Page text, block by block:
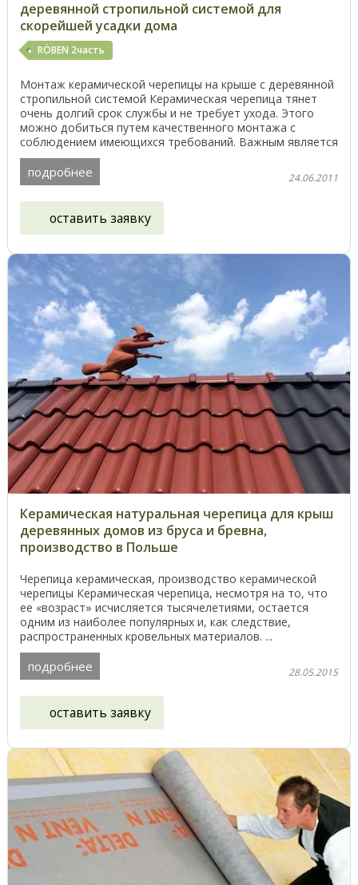
деревянной стропильной системой для
скорейшей усадки дома
RÖBEN 2часть
Монтаж керамической черепицы на крыше с деревянной
стропильной системой Керамическая черепица тянет
очень долгий срок службы и не требует ухода. Этого
можно добиться путем качественного монтажа с
соблюдением имеющихся требований. Важным является
...
подробнее 24.06.2011
оставить заявку
Керамическая натуральная черепица для крыш
деревянных домов из бруса и бревна,
производство в Польше
Черепица керамическая, производство керамической
черепицы Керамическая черепица, несмотря на то, что
ее «возраст» исчисляется тысячелетиями, остается
одним из наиболее популярных и, как следствие,
распространенных кровельных материалов. ...
подробнее 28.05.2015
оставить заявку